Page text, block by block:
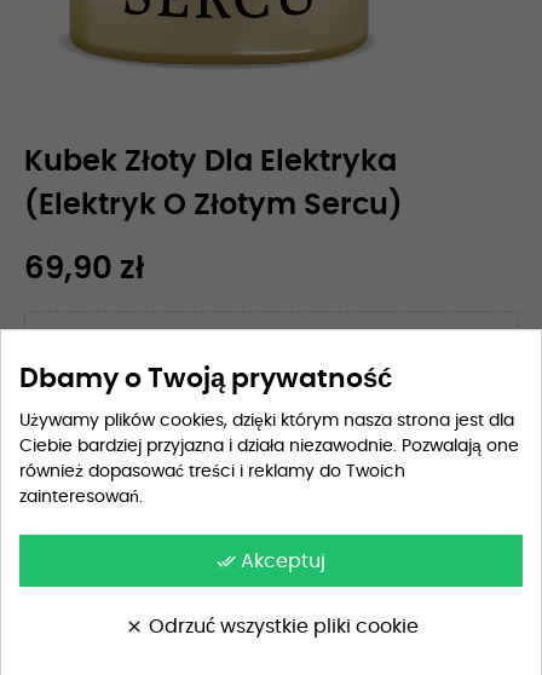
Kubek Złoty Dla Elektryka
(Elektryk O Złotym Sercu)
69,90 zł
Dodatkowe opcje:
Kolor: Złoty
Dbamy o Twoją prywatność
Używamy plików cookies, dzięki którym nasza strona jest dla
Ciebie bardziej przyjazna i działa niezawodnie. Pozwalają one
również dopasować treści i reklamy do Twoich
zainteresowań.
done_all Akceptuj
clear Odrzuć wszystkie pliki cookie